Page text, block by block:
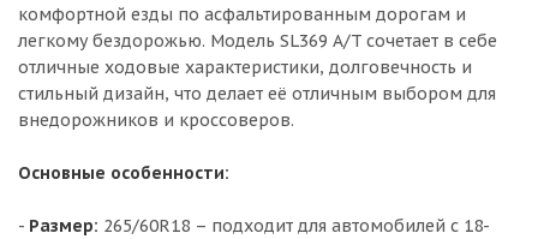
комфортной езды по асфальтированным дорогам и
легкому бездорожью. Модель SL369 A/T сочетает в себе
отличные ходовые характеристики, долговечность и
стильный дизайн, что делает её отличным выбором для
внедорожников и кроссоверов.
Основные особенности:
- Размер: 265/60R18 – подходит для автомобилей с 18-